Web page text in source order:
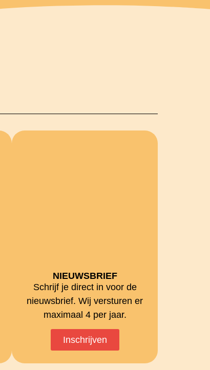
NIEUWSBRIEF
Schrijf je direct in voor de
nieuwsbrief. Wij versturen er
maximaal 4 per jaar.
Inschrijven